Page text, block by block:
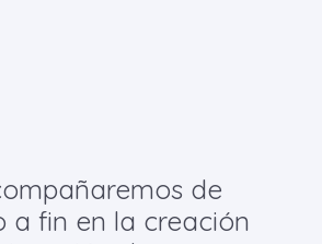
de
a fin en la creación